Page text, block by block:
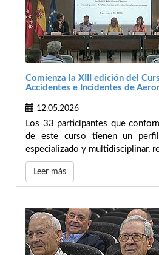
Comienza la XIII edición del
Accidentes e Incidentes de
12.05.2026
Los 33 participantes que
de este curso tienen un
especializado y multidisciplinar,
Leer más